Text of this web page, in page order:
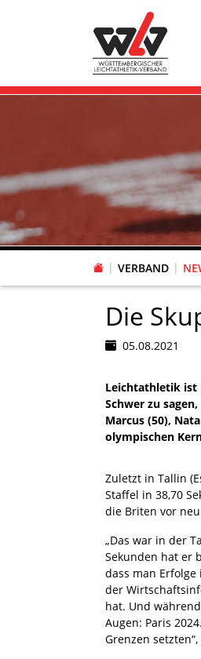
VERBAND
Die
05.08.2021
Leichtathletik ist
Schwer zu
Marcus (50),
olympischen
Zuletzt in Tallin
Staffel in 38,70
die Briten vor
„Das war in der
Sekunden hat er
dass man
der
hat. Und
Augen: Paris
Grenzen